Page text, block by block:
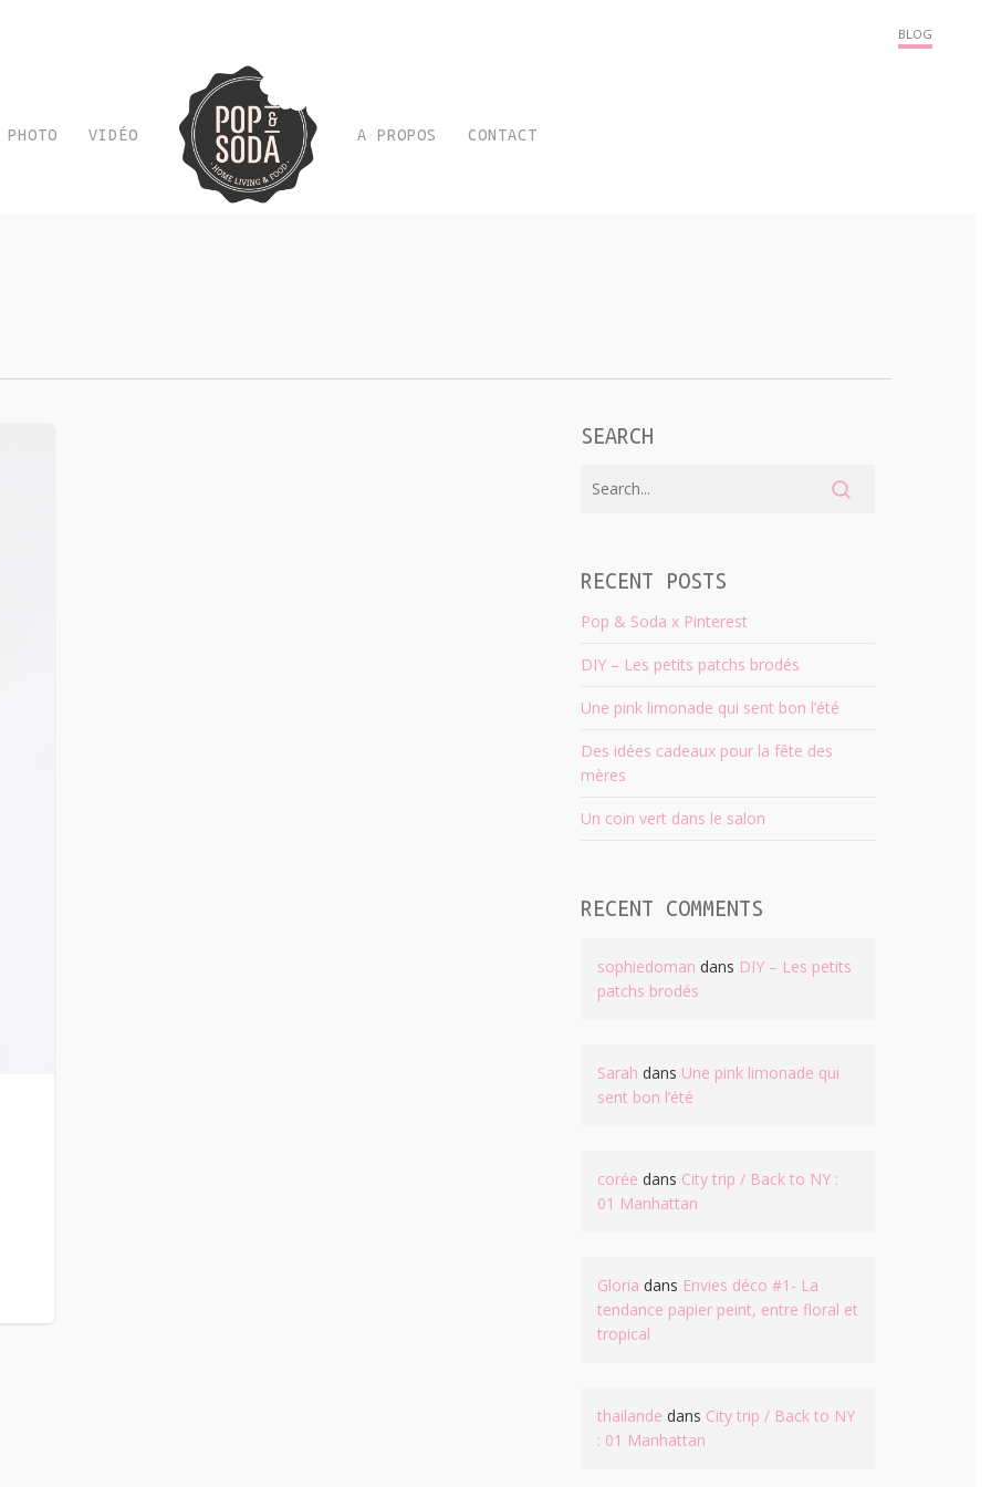
BLOG
PHOTO VIDÉO A PROPOS CONTACT
SEARCH
RECENT POSTS
Pop & Soda x Pinterest
DIY – Les petits patchs brodés
Une pink limonade qui sent bon l’été
Des idées cadeaux pour la fête des
mères
Un coin vert dans le salon
RECENT COMMENTS
sophiedoman dans DIY – Les petits
patchs brodés
Sarah dans Une pink limonade qui
sent bon l’été
corée dans City trip / Back to NY :
01 Manhattan
Gloria dans Envies déco #1- La
tendance papier peint, entre floral et
tropical
thailande dans City trip / Back to NY
: 01 Manhattan
Menu